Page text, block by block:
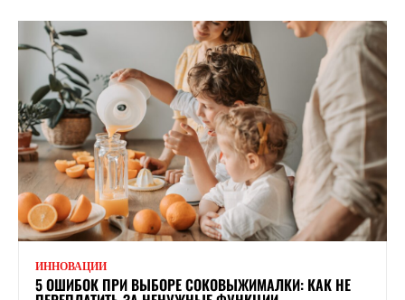
ИННОВАЦИИ
5 ОШИБОК ПРИ ВЫБОРЕ СОКОВЫЖИМАЛКИ: КАК НЕ